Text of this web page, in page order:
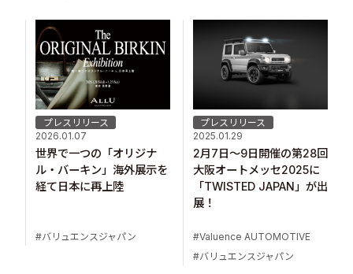
プレスリリース
2026.01.07
世界で一つの「オリジナ
ル・バーキン」海外展示を
経て日本に再上陸
バリュエンスジャパン
プレスリリース
2025.01.29
2月7日～9日開催の第28回
大阪オートメッセ2025に
「TWISTED JAPAN」が出
展！
Valuence AUTOMOTIVE
バリュエンスジャパン